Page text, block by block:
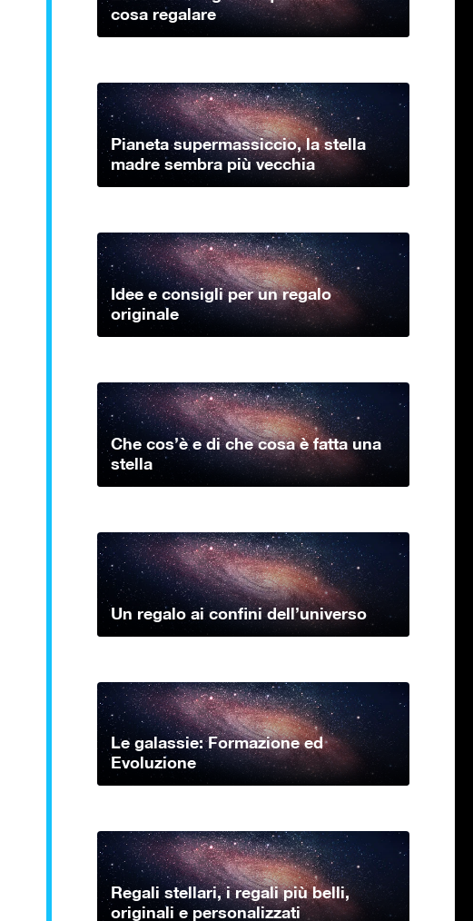
cosa regalare
Pianeta supermassiccio, la stella
madre sembra più vecchia
Idee e consigli per un regalo
originale
Che cos’è e di che cosa è fatta una
stella
Un regalo ai confini dell’universo
Le galassie: Formazione ed
Evoluzione
Regali stellari, i regali più belli,
originali e personalizzati